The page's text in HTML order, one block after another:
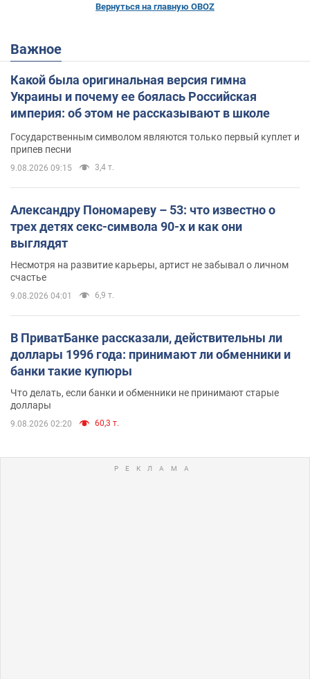
Вернуться на главную OBOZ
Важное
Какой была оригинальная версия гимна
Украины и почему ее боялась Российская
империя: об этом не рассказывают в школе
Государственным символом являются только первый куплет и
припев песни
9.08.2026 09:15 3,4 т.
Александру Пономареву – 53: что известно о
трех детях секс-символа 90-х и как они
выглядят
Несмотря на развитие карьеры, артист не забывал о личном
счастье
9.08.2026 04:01 6,9 т.
В ПриватБанке рассказали, действительны ли
доллары 1996 года: принимают ли обменники и
банки такие купюры
Что делать, если банки и обменники не принимают старые
доллары
9.08.2026 02:20 60,3 т.